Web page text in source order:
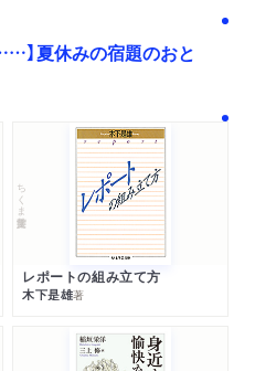
】夏休みの宿題のおと
ちくま学芸文庫
レポートの組み立て方
木下是雄著